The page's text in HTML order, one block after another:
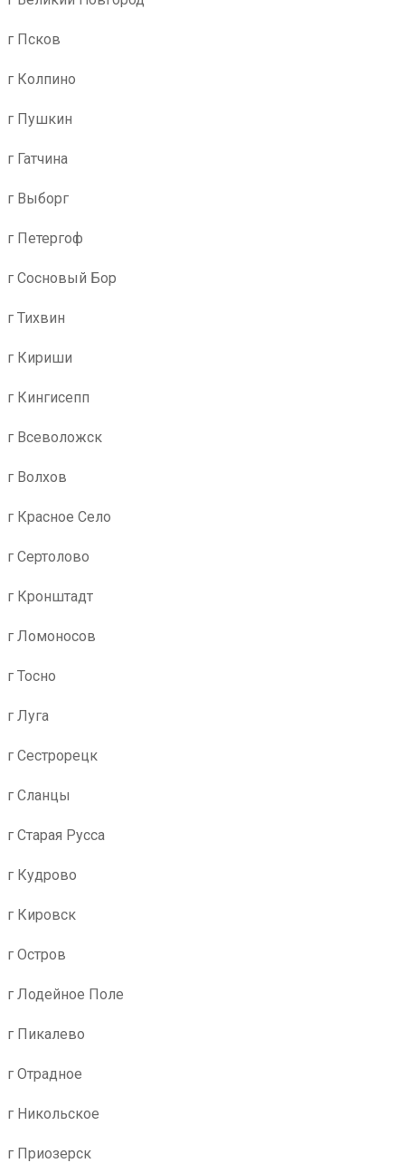
г Псков
г Колпино
г Пушкин
г Гатчина
г Выборг
г Петергоф
г Сосновый Бор
г Тихвин
г Кириши
г Кингисепп
г Всеволожск
г Волхов
г Красное Село
г Сертолово
г Кронштадт
г Ломоносов
г Тосно
г Луга
г Сестрорецк
г Сланцы
г Старая Русса
г Кудрово
г Кировск
г Остров
г Лодейное Поле
г Пикалево
г Отрадное
г Никольское
г Приозерск